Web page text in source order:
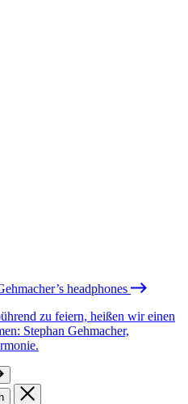
headphones
zu feiern, heißen wir einen
Stephan Gehmacher,